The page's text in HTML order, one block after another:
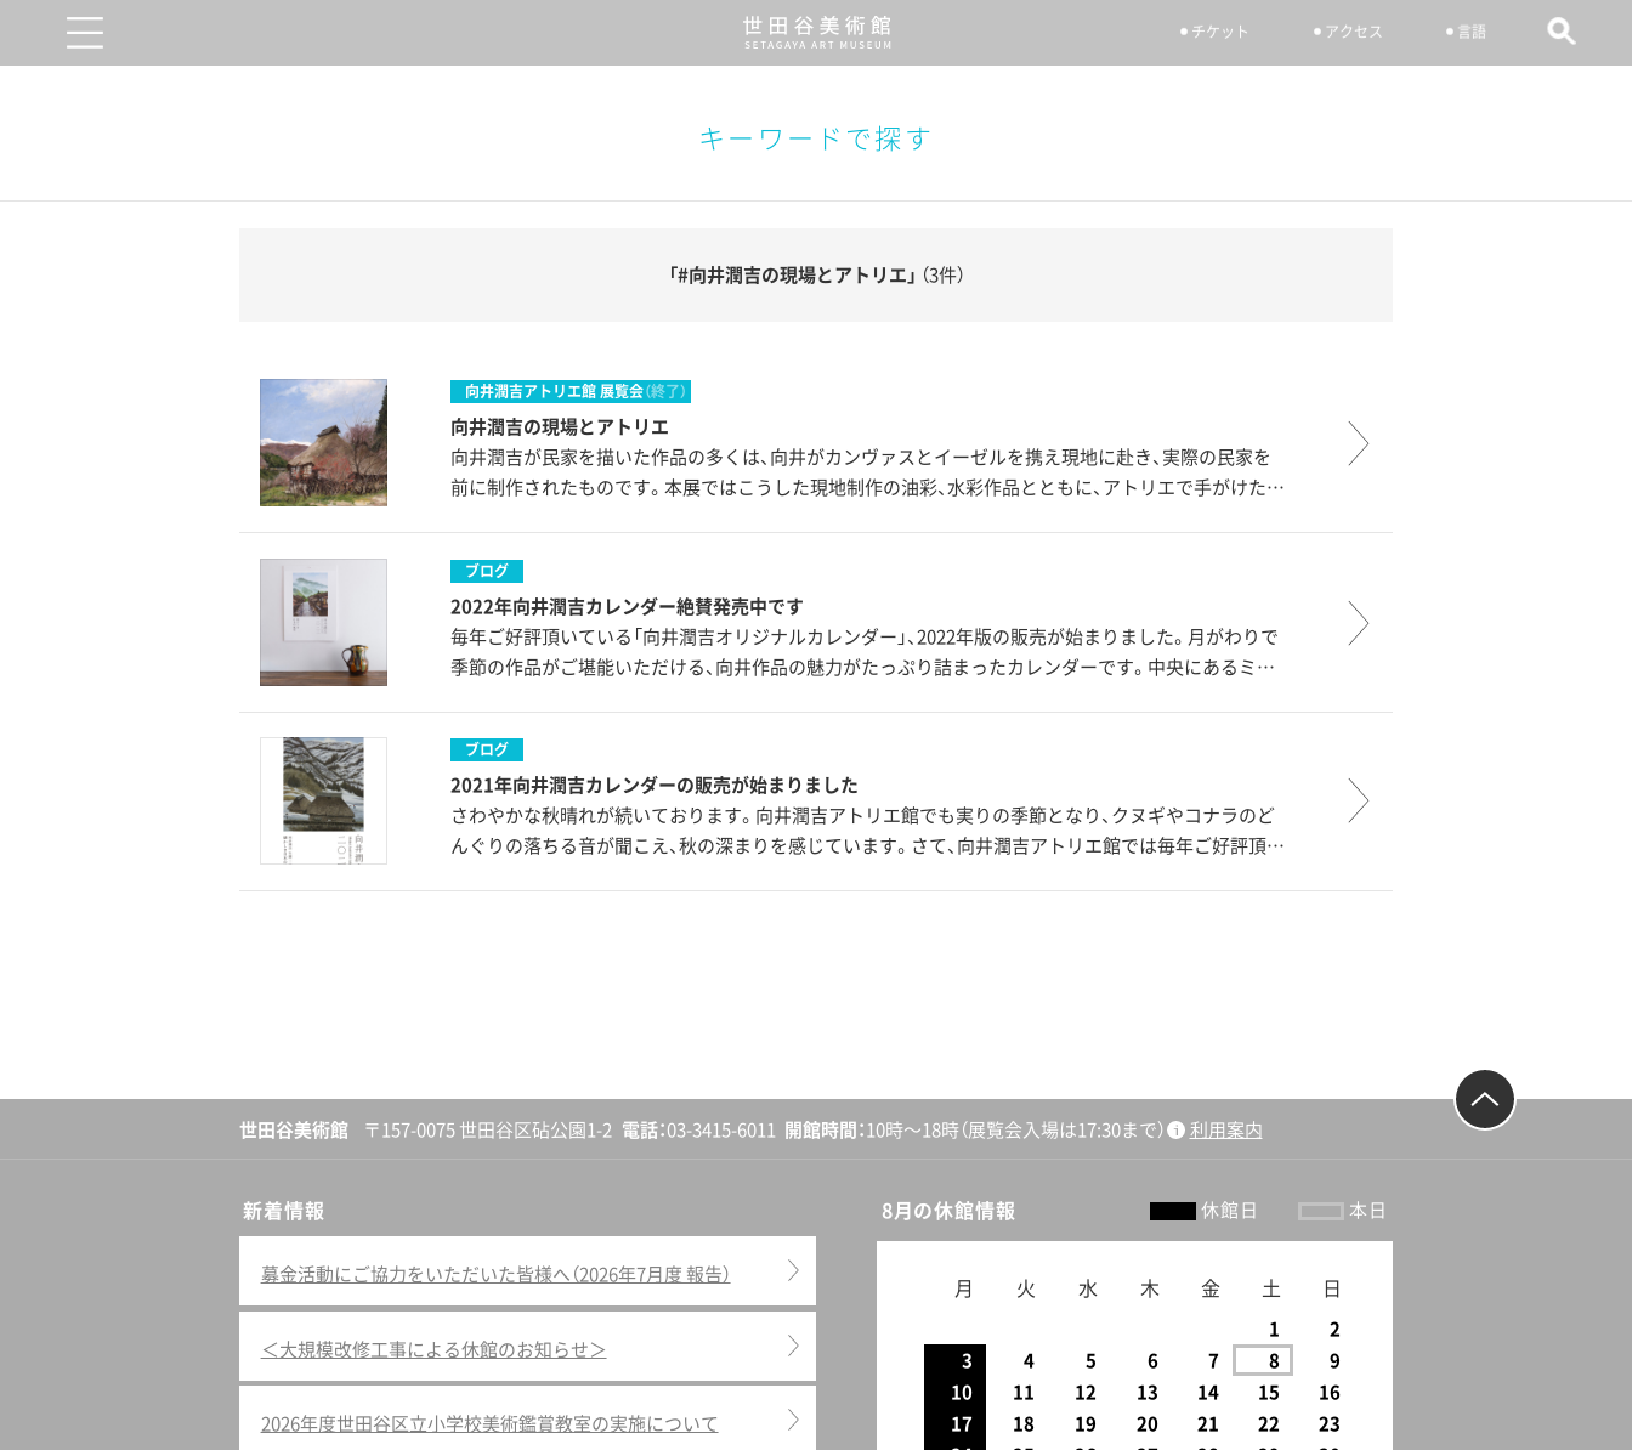
チケット アクセス 言語
キーワードで探す
「#向井潤吉の現場とアトリエ」 （3件）
向井潤吉アトリエ館 展覧会（終了）
向井潤吉の現場とアトリエ
向井潤吉が民家を描いた作品の多くは、向井がカンヴァスとイーゼルを携え現地に赴き、実際の民家を
前に制作されたものです。本展ではこうした現地制作の油彩、水彩作品とともに、アトリエで手がけた…
ブログ
2022年向井潤吉カレンダー絶賛発売中です
毎年ご好評頂いている「向井潤吉オリジナルカレンダー」、2022年版の販売が始まりました。月がわりで
季節の作品がご堪能いただける、向井作品の魅力がたっぷり詰まったカレンダーです。中央にあるミ…
ブログ
2021年向井潤吉カレンダーの販売が始まりました
さわやかな秋晴れが続いております。向井潤吉アトリエ館でも実りの季節となり、クヌギやコナラのど
んぐりの落ちる音が聞こえ、秋の深まりを感じています。さて、向井潤吉アトリエ館では毎年ご好評頂…
世田谷美術館 〒157-0075 世田谷区砧公園1-2 電話 03-3415-6011 開館時間 10時〜18時 （展覧会入場は17:30まで） 利用案内
新着情報
募金活動にご協力をいただいた皆様へ（2026年7月度 報告）
＜大規模改修工事による休館のお知らせ＞
2026年度世田谷区立小学校美術鑑賞教室の実施について
8月の休館情報 休館日 本日
月 火 水 木 金 土 日
1
2
3
4 5 6 7 8
9
10
11 12 13 14 15
16
17
18 19 20 21 22
23